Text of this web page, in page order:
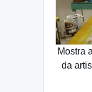
Mostra
da